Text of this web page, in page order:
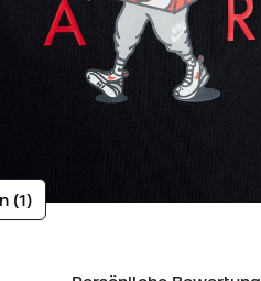
(1)